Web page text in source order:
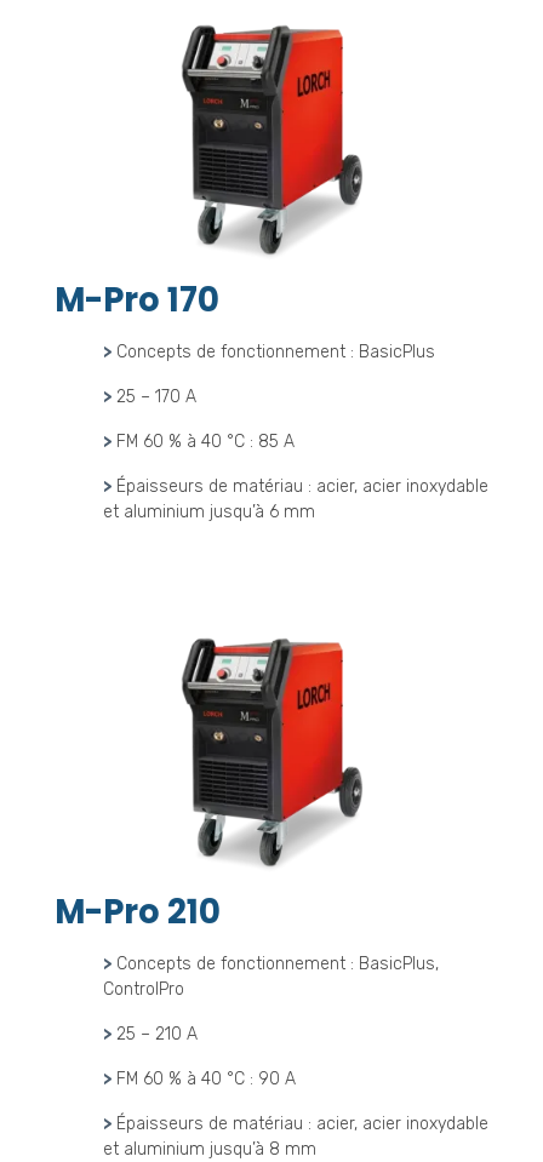
M-Pro 170
> Concepts de fonctionnement : BasicPlus
> 25 – 170 A
> FM 60 % à 40 °C : 85 A
> Épaisseurs de matériau : acier, acier inoxydable
et aluminium jusqu’à 6 mm
M-Pro 210
> Concepts de fonctionnement : BasicPlus,
ControlPro
> 25 – 210 A
> FM 60 % à 40 °C : 90 A
> Épaisseurs de matériau : acier, acier inoxydable
et aluminium jusqu’à 8 mm